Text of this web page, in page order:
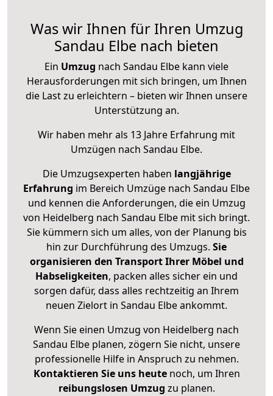
Was wir Ihnen für Ihren Umzug
Sandau Elbe nach bieten
Ein Umzug nach Sandau Elbe kann viele
Herausforderungen mit sich bringen, um Ihnen
die Last zu erleichtern – bieten wir Ihnen unsere
Unterstützung an.
Wir haben mehr als 13 Jahre Erfahrung mit
Umzügen nach Sandau Elbe.
Die Umzugsexperten haben langjährige
Erfahrung im Bereich Umzüge nach Sandau Elbe
und kennen die Anforderungen, die ein Umzug
von Heidelberg nach Sandau Elbe mit sich bringt.
Sie kümmern sich um alles, von der Planung bis
hin zur Durchführung des Umzugs. Sie
organisieren den Transport Ihrer Möbel und
Habseligkeiten, packen alles sicher ein und
sorgen dafür, dass alles rechtzeitig an Ihrem
neuen Zielort in Sandau Elbe ankommt.
Wenn Sie einen Umzug von Heidelberg nach
Sandau Elbe planen, zögern Sie nicht, unsere
professionelle Hilfe in Anspruch zu nehmen.
Kontaktieren Sie uns heutenoch, um Ihren
reibungslosen Umzug zu planen.